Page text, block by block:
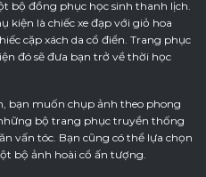
bộ đồng phục học sinh thanh lịch.
kiện là chiếc xe đạp với giỏ hoa
cặp xách da cổ điển. Trang phục
đó sẽ đưa bạn trở về thời học
bạn muốn chụp ảnh theo phong
bộ trang phục truyền thống
vấn tóc. Bạn cũng có thể lựa chọn
bộ ảnh hoài cổ ấn tượng.